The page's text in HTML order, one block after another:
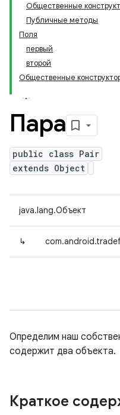
Общественные
Публичные методы
Поля
первый
второй
Общественные
Пара
public class Pair
extends Object
java.lang.Объект
↳
Определим наш
содержит два объекта.
Краткое